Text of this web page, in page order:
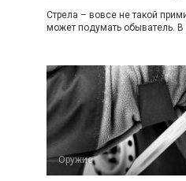
Стрела – вовсе не такой
может подумать обыватель. В
Оружие